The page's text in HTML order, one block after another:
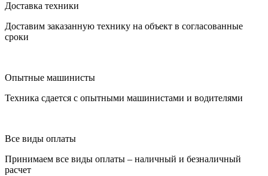
Доставка техники
Доставим заказанную технику на объект в согласованные
сроки
Опытные машинисты
Техника сдается с опытными машинистами и водителями
Все виды оплаты
Принимаем все виды оплаты – наличный и безналичный
расчет